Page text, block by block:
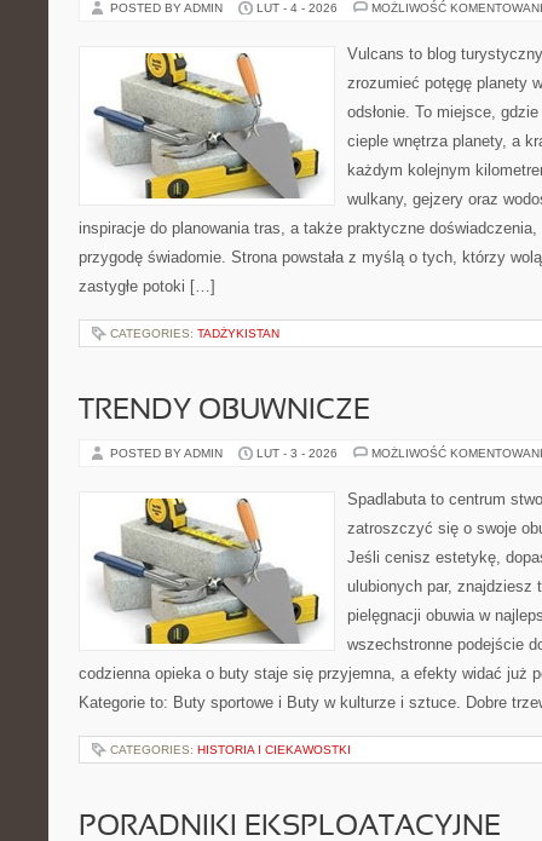
POSTED BY ADMIN LUT - 4 - 2026 MOŻLIWOŚĆ
Vulcans to blog
zrozumieć potęgę planety
odsłonie. To miejsce,
cieple wnętrza planety, a
każdym kolejnym
wulkany, gejzery oraz
inspiracje do planowania tras, a także praktyczne
przygodę świadomie. Strona powstała z myślą o tych, którzy
zastygłe potoki […]
CATEGORIES: TADŻYKISTAN
TRENDY OBUWNICZE
POSTED BY ADMIN LUT - 3 - 2026 MOŻLIWOŚĆ
Spadlabuta to centrum
zatroszczyć się o swoje
Jeśli cenisz estetykę,
ulubionych par, znajdziesz
pielęgnacji obuwia w
wszechstronne podejście
codzienna opieka o buty staje się przyjemna, a efekty widać już
Kategorie to: Buty sportowe i Buty w kulturze i sztuce. Dobre
CATEGORIES: HISTORIA I CIEKAWOSTKI
PORADNIKI EKSPLOATACYJNE